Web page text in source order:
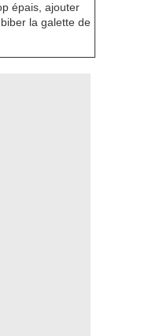
épais, ajouter
la galette de